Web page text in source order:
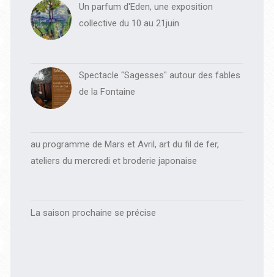
Un parfum d'Eden, une exposition
collective du 10 au 21juin
Spectacle "Sagesses" autour des fables
de la Fontaine
au programme de Mars et Avril, art du fil de fer,
ateliers du mercredi et broderie japonaise
La saison prochaine se précise